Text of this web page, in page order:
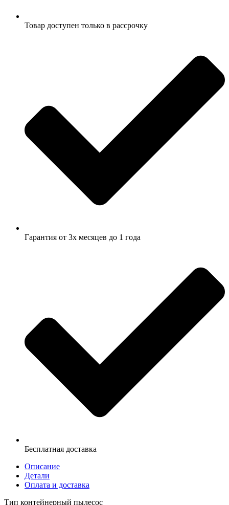
Товар доступен только в рассрочку
Гарантия от 3х месяцев до 1 года
Бесплатная доставка
Описание
Детали
Оплата и доставка
Тип контейнерный пылесос